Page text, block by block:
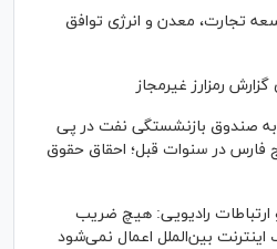
تجارت، معدن و انرژی توافق
از ۱۰۰ همتی به صندوق بازنشستگی نفت در پی
فارس در سنوات قبل؛ احقاق حقوق
ارتباطات رادیویی: هیچ ضریب
بین‌الملل اعمال نمی‌شود